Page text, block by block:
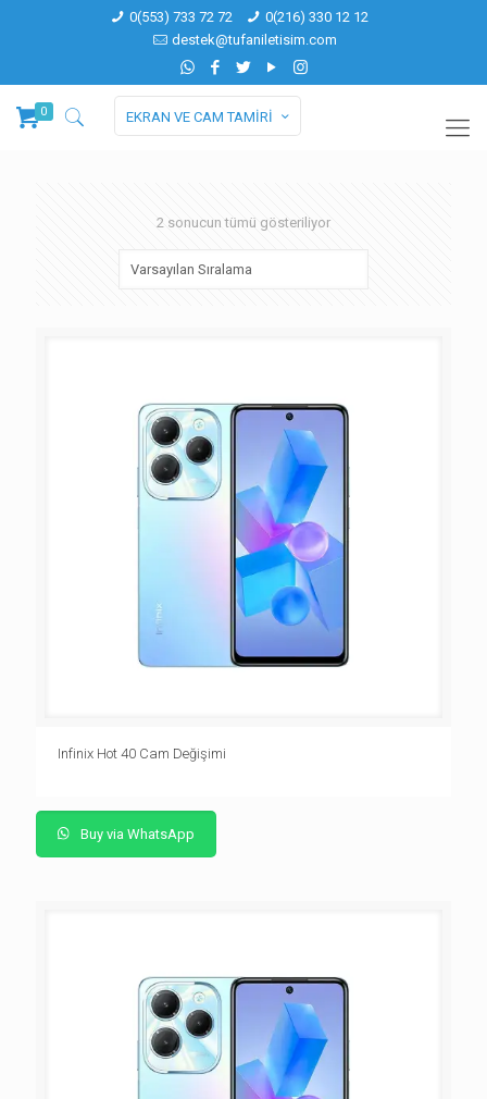
0(553) 733 72 72
0(216) 330 12 12
destek@tufaniletisim.com
0 EKRAN VE CAM TAMİRİ
2 sonucun tümü gösteriliyor
Infinix Hot 40 Cam Değişimi
Buy via WhatsApp